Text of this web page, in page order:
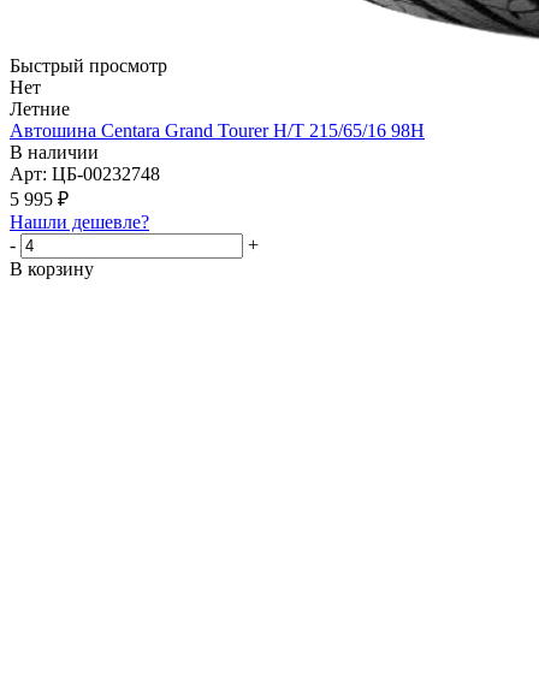
Быстрый просмотр
Нет
Летние
Автошина Centara Grand Tourer H/T 215/65/16 98H
В наличии
Арт: ЦБ-00232748
5 995 ₽
Нашли дешевле?
-
+
В корзину